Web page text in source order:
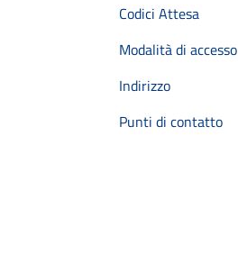
Codici Attesa
Modalità di accesso
Indirizzo
Punti di contatto